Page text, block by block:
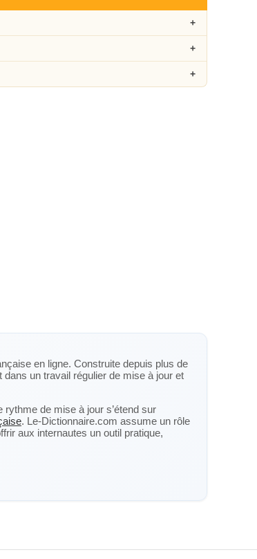
en ligne. Construite depuis plus de
dans un travail régulier de mise à jour et
rythme de mise à jour s’étend sur
. Le-Dictionnaire.com assume un rôle
aux internautes un outil pratique,